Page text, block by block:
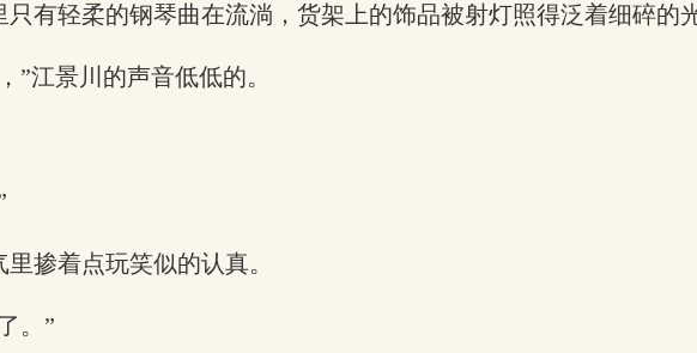
有轻柔的钢琴曲在流淌，货架上的饰品被射灯照得泛着细碎的
”江景川的声音低低的。
掺着点玩笑似的认真。
。”